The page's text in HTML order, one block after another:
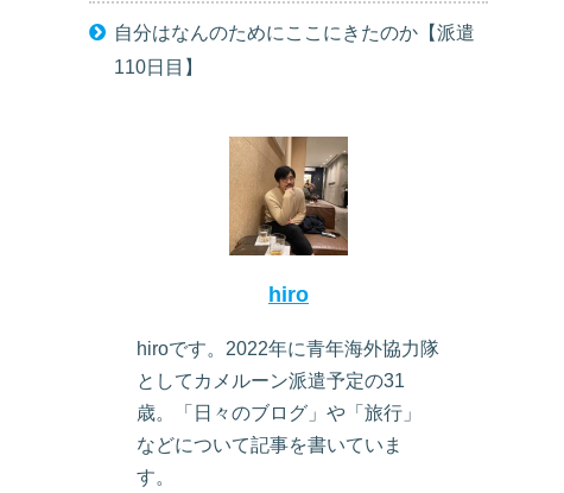
自分はなんのためにここにきたのか【派遣
110日目】
hiro
hiroです。2022年に青年海外協力隊
としてカメルーン派遣予定の31
歳。「日々のブログ」や「旅行」
などについて記事を書いていま
す。